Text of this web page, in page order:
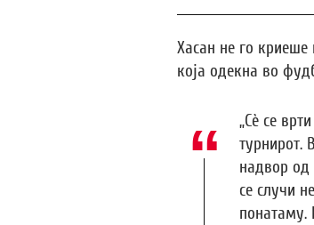
Хасан не го криеше
која одекна во
„Сè се
турнирот.
надвор од
се случи
понатаму.